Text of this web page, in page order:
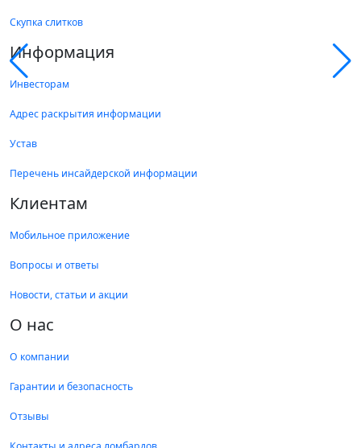
Скупка слитков
Информация
Инвесторам
Адрес раскрытия информации
Устав
Перечень инсайдерской информации
Клиентам
Мобильное приложение
Вопросы и ответы
Новости, статьи и акции
О нас
О компании
Гарантии и безопасность
Отзывы